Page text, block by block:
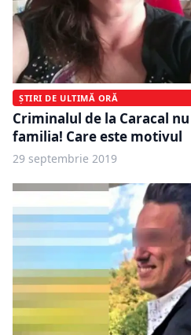
ȘTIRI DE ULTIMĂ ORĂ
Criminalul de la Caracal
familia! Care este motivul
29 septembrie 2019